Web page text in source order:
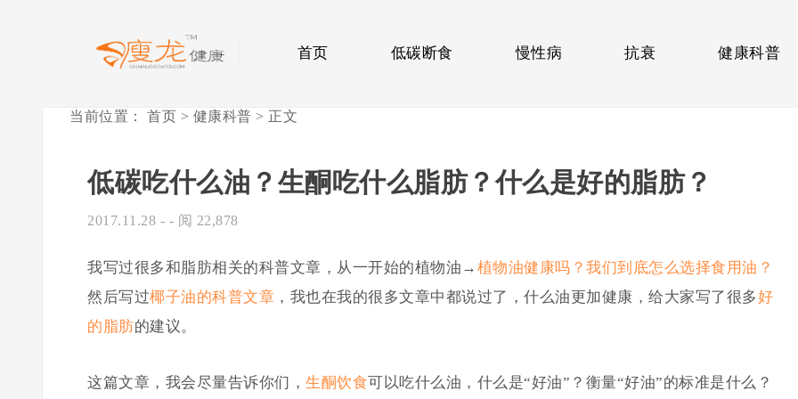
首页 低碳断食 慢性病 抗衰 健康科普
当前位置： 首页 > 健康科普 > 正文
低碳吃什么油？生酮吃什么脂肪？什么是好的脂肪？
2017.11.28 - - 阅 22,878
我写过很多和脂肪相关的科普文章，从一开始的植物油→ 植物油健康吗？我们到底怎么选择食用油？
然后写过椰子油的科普文章 ，我也在我的很多文章中都说过了，什么油更加健康，给大家写了很多好
的脂肪的建议。
这篇文章，我会尽量告诉你们， 生酮饮食可以吃什么油，什么是“好油”？衡量“好油”的标准是什么？